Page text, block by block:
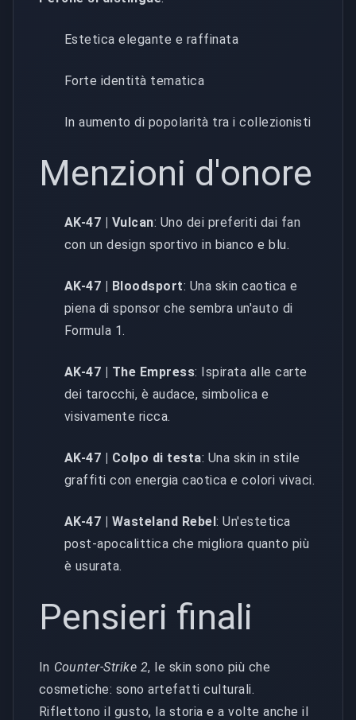
Estetica elegante e raffinata
Forte identità tematica
In aumento di popolarità tra i collezionisti
Menzioni d'onore
AK-47 | Vulcan: Uno dei preferiti dai fan
con un design sportivo in bianco e blu.
AK-47 | Bloodsport: Una skin caotica e
piena di sponsor che sembra un'auto di
Formula 1.
AK-47 | The Empress: Ispirata alle carte
dei tarocchi, è audace, simbolica e
visivamente ricca.
AK-47 | Colpo di testa: Una skin in stile
graffiti con energia caotica e colori vivaci.
AK-47 | Wasteland Rebel: Un'estetica
post-apocalittica che migliora quanto più
è usurata.
Pensieri finali
In Counter-Strike 2, le skin sono più che
cosmetiche: sono artefatti culturali.
Riflettono il gusto, la storia e a volte anche il